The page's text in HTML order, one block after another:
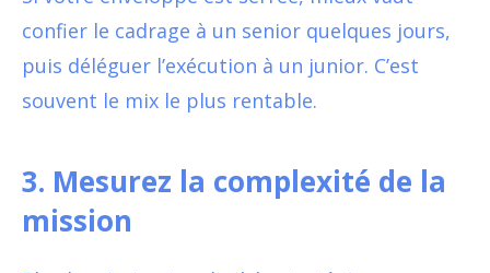
confier le cadrage à un senior quelques jours,
puis déléguer l’exécution à un junior. C’est
souvent le mix le plus rentable.
3. Mesurez la complexité de la
mission